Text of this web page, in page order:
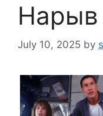
Нарыв
July 10, 2025 by